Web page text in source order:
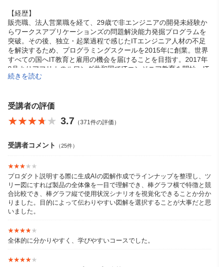
【経歴】
販売職、法人営業職を経て、29歳で非エンジニアの開発未経験か
らワークスアプリケーションズの問題解決能力発掘プログラムを
突破。その後、独立・起業過程で感じたITエンジニア人材の不足
を解決するため、プログラミングスクールを2015年に創業。世界
すべての国へIT教育と雇用の機会を届けることを目指す。2017年
8月よりアフリカのルワンダ共和国でITエンジニア教育を開始。IT
エンジニアとして活躍する卒業生を輩出。2020年、第16回「グロ
「可能性は無限大！プログラミングでこんなことできないかな？
楽しいですよね。自分ができることが増えて、少しずつ便利にな
できなかったらどうしよう、時間がもったいないかなって思うか
続きを読む
受講者の評価
★★★★★
★★★★★ 3.7 （371件の評価）
受講者コメント （25件）
★★★★★
★★★★★
プロダクト説明する際に生成AIの図解作成でラインナップを整理し、ツ
リー図にすれば製品の全体像を一目で理解でき、棒グラフ横で特徴と競
合比較でき、棒グラフ縦で使用状況シナリオを視覚化できることか分か
りました。目的によって伝わりやすい図解を選択することが大事だと思
いました。
★★★★★
★★★★★
全体的に分かりやすく、学びやすいコースでした。
★★★★★
★★★★★